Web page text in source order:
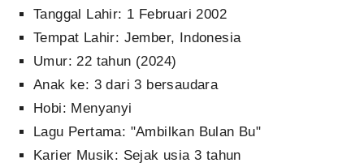
Tanggal Lahir: 1 Februari 2002
Tempat Lahir: Jember, Indonesia
Umur: 22 tahun (2024)
Anak ke: 3 dari 3 bersaudara
Hobi: Menyanyi
Lagu Pertama: "Ambilkan Bulan Bu"
Karier Musik: Sejak usia 3 tahun